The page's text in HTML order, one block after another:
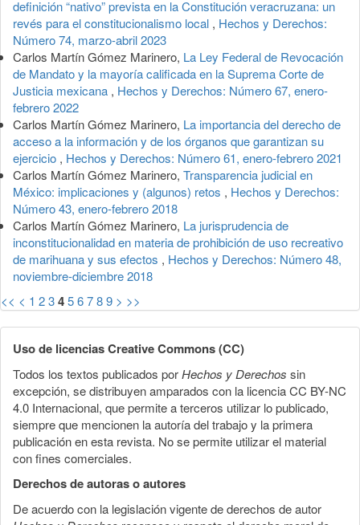
definición “nativo” prevista en la Constitución veracruzana: un
revés para el constitucionalismo local , Hechos y Derechos:
Número 74, marzo-abril 2023
Carlos Martín Gómez Marinero, La Ley Federal de Revocación
de Mandato y la mayoría calificada en la Suprema Corte de
Justicia mexicana , Hechos y Derechos: Número 67, enero-
febrero 2022
Carlos Martín Gómez Marinero, La importancia del derecho de
acceso a la información y de los órganos que garantizan su
ejercicio , Hechos y Derechos: Número 61, enero-febrero 2021
Carlos Martín Gómez Marinero, Transparencia judicial en
México: implicaciones y (algunos) retos , Hechos y Derechos:
Número 43, enero-febrero 2018
Carlos Martín Gómez Marinero, La jurisprudencia de
inconstitucionalidad en materia de prohibición de uso recreativo
de marihuana y sus efectos , Hechos y Derechos: Número 48,
noviembre-diciembre 2018
<< < 1 23456789 > >>
Uso de licencias Creative Commons (CC)
Todos los textos publicados porHechos y Derechos sin
excepción, se distribuyen amparados con la licencia CC BY-NC
4.0 Internacional, que permite a terceros utilizar lo publicado,
siempre que mencionen la autoría del trabajo y la primera
publicación en esta revista. No se permite utilizar el material
con fines comerciales.
Derechos de autoras o autores
De acuerdo con la legislación vigente de derechos de autor